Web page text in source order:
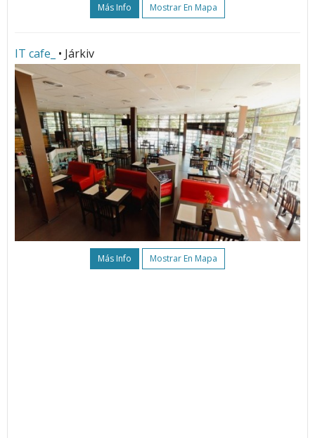
Más Info Mostrar En Mapa
IT cafe_ • Járkiv
Más Info Mostrar En Mapa